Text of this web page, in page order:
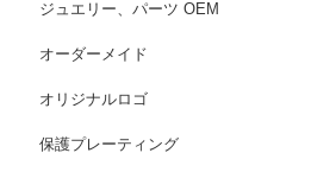
ジュエリー、パーツ OEM
オーダーメイド
オリジナルロゴ
保護プレーティング